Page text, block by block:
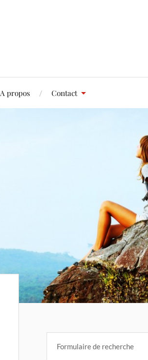
A propos Contact